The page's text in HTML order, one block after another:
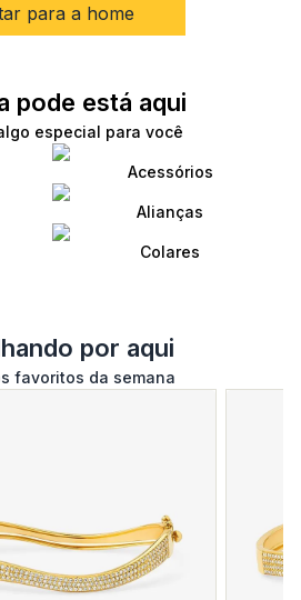
para a home
pode está aqui
especial para você
Acessórios
Alianças
Colares
por aqui
favoritos da semana